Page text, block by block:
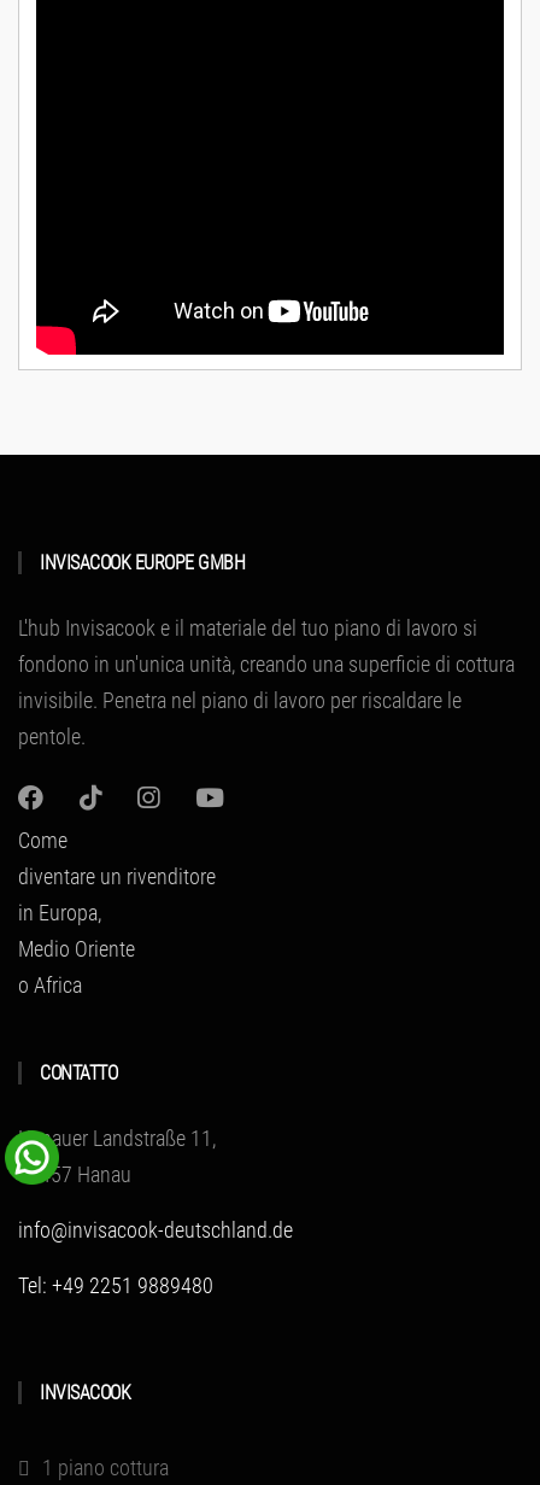
INVISACOOK EUROPE GMBH
L'hub Invisacook e il materiale del tuo piano di lavoro si
fondono in un'unica unità, creando una superficie di cottura
invisibile. Penetra nel piano di lavoro per riscaldare le
pentole.
Come
diventare un rivenditore
in Europa,
Medio Oriente
o Africa
CONTATTO
Hanauer Landstraße 11,
63457 Hanau
info@invisacook-deutschland.de
Tel: +49 2251 9889480
INVISACOOK
1 piano cottura